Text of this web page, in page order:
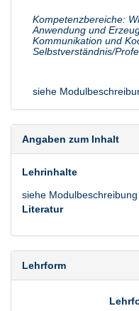
Kompetenzbereiche:
Anwendung und
Kommunikation und
Selbstverständnis/
siehe
Angaben zum Inhalt
Lehrinhalte
siehe Modulbeschreibung
Literatur
Lehrform